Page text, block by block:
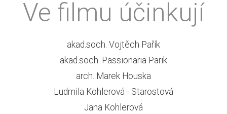
Ve filmu účinkují
akad.soch. Vojtěch Pařík
akad.soch. Passionaria Parik
arch. Marek Houska
Ludmila Kohlerová - Starostová
Jana Kohlerová